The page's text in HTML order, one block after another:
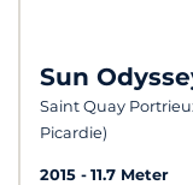
Sun
Saint Quay
Picardie)
2015
11.7 Meter